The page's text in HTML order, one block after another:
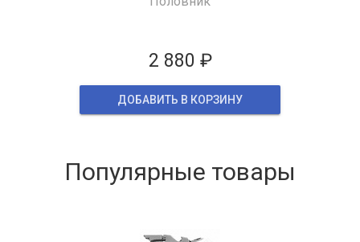
2 880 ₽
ДОБАВИТЬ В КОРЗИНУ
Популярные товары